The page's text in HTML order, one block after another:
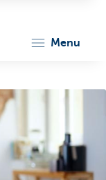
menu